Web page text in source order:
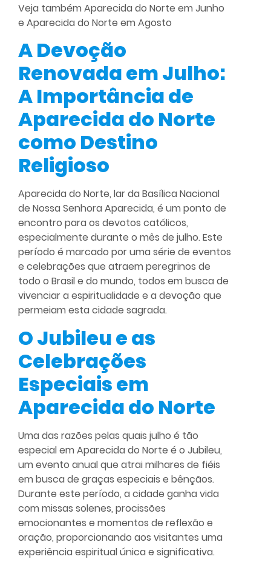
Veja tambémAparecida do Norte em Junho
e Aparecida do Norte em Agosto
A Devoção
Renovada em Julho:
A Importância de
Aparecida do Norte
como Destino
Religioso
Aparecida do Norte, lar da Basílica Nacional
de Nossa Senhora Aparecida, é um ponto de
encontro para os devotos católicos,
especialmente durante o mês de julho. Este
período é marcado por uma série de eventos
e celebrações que atraem peregrinos de
todo o Brasil e do mundo, todos em busca de
vivenciar a espiritualidade e a devoção que
permeiam esta cidade sagrada.
O Jubileu e as
Celebrações
Especiais em
Aparecida do Norte
Uma das razões pelas quais julho é tão
especial em Aparecida do Norte é o Jubileu,
um evento anual que atrai milhares de fiéis
em busca de graças especiais e bênçãos.
Durante este período, a cidade ganha vida
com missas solenes, procissões
emocionantes e momentos de reflexão e
oração, proporcionando aos visitantes uma
experiência espiritual única e significativa.